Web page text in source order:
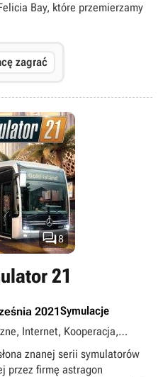
Bay, które przemierzamy
zagrać
8
21
2021Symulacje
Internet, Kooperacja,
Premium, Samochodowe,
znanej serii symulatorów
przez firmę astragon